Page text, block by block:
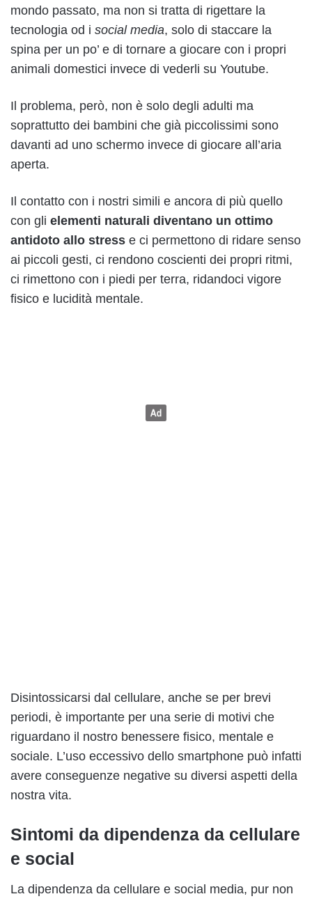
mondo passato, ma non si tratta di rigettare la
tecnologia od i social media, solo di staccare la
spina per un po’ e di tornare a giocare con i propri
animali domestici invece di vederli su Youtube.
Il problema, però, non è solo degli adulti ma
soprattutto dei bambini che già piccolissimi sono
davanti ad uno schermo invece di giocare all’aria
aperta.
Il contatto con i nostri simili e ancora di più quello
con gli elementi naturali diventano un ottimo
antidoto allo stress e ci permettono di ridare senso
ai piccoli gesti, ci rendono coscienti dei propri ritmi,
ci rimettono con i piedi per terra, ridandoci vigore
fisico e lucidità mentale.
Disintossicarsi dal cellulare, anche se per brevi
periodi, è importante per una serie di motivi che
riguardano il nostro benessere fisico, mentale e
sociale. L’uso eccessivo dello smartphone può infatti
avere conseguenze negative su diversi aspetti della
nostra vita.
Sintomi da dipendenza da cellulare
e social
La dipendenza da cellulare e social media, pur non